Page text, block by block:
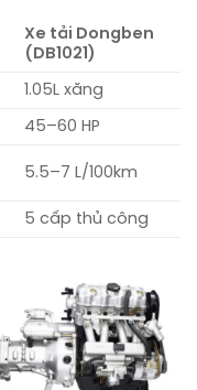
Xe tải Dongben
(DB1021)
1.05L xăng
45–60 HP
5.5–7 L/100km
5 cấp thủ công